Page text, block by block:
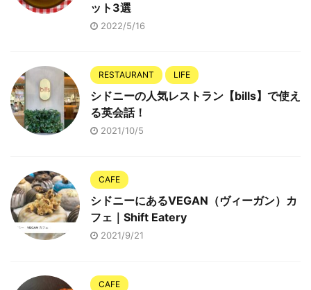
ット3選
2022/5/16
RESTAURANT LIFE
シドニーの人気レストラン【bills】で使え
る英会話！
2021/10/5
CAFE
シドニーにあるVEGAN（ヴィーガン）カ
フェ｜Shift Eatery
2021/9/21
CAFE